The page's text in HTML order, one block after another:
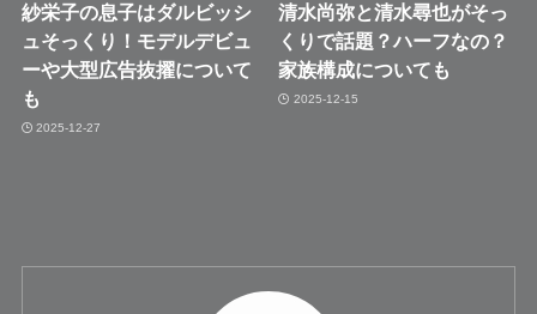
紗栄子の息子はダルビッシ
ュそっくり！モデルデビュ
ーや大型広告抜擢について
も
2025-12-27
清水尚弥と清水尋也がそっ
くりで話題？ハーフなの？
家族構成についても
2025-12-15